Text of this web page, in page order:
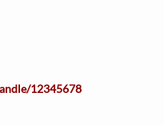
12345678